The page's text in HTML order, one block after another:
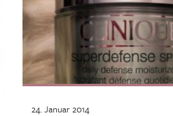
24. Januar 2014